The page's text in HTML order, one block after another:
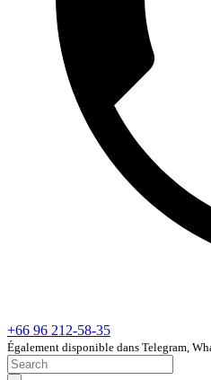
+66 96 212-58-35
Également disponible dans Telegram,